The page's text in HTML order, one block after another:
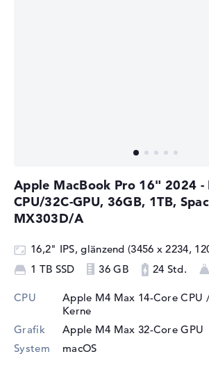
Apple MacBook Pro 16" 2024 -
CPU/32C-GPU, 36GB, 1TB,
MX303D/A
16,2" IPS, glänzend (3456 x 2234,
1 TB SSD
36 GB 24 Std.
CPU Apple M4 Max 14-Core CPU
Kerne
Grafik
Apple M4 Max 32-Core GPU
System
macOS